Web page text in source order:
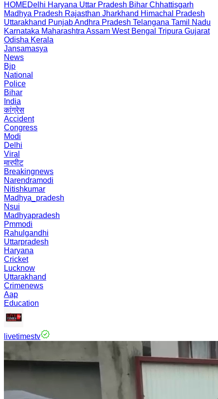
HOMEDelhi Haryana Uttar Pradesh Bihar Chhattisgarh
Madhya Pradesh Rajasthan Jharkhand Himachal Pradesh
Uttarakhand PunjabAndhra Pradesh Telangana Tamil Nadu
Karnataka Maharashtra Assam West Bengal Tripura Gujarat
Odisha Kerala
Jansamasya
News
Bjp
National
Police
Bihar
India
कांग्रेस
Accident
Congress
Modi
Delhi
Viral
मारपीट
Breakingnews
Narendramodi
Nitishkumar
Madhya_pradesh
Nsui
Madhyapradesh
Pmmodi
Rahulgandhi
Uttarpradesh
Haryana
Cricket
Lucknow
Uttarakhand
Crimenews
Aap
Education
livetimestv